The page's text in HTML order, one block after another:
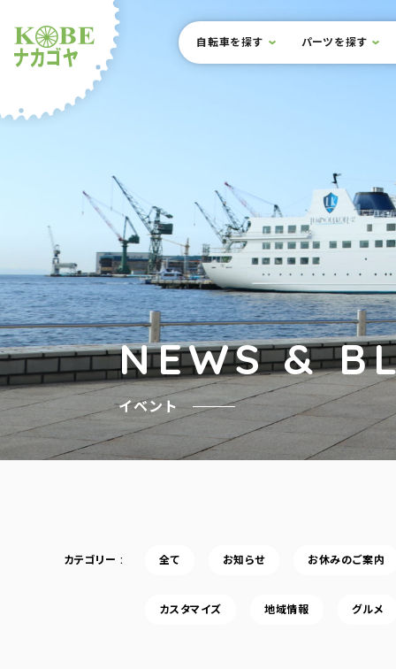
サイト内メニュー
本文までスキップ
自転車を探す パーツを探す
NEWS &
イベント
カテゴリー 全て お知らせ お休みのご案内
カスタマイズ 地域情報 グルメ